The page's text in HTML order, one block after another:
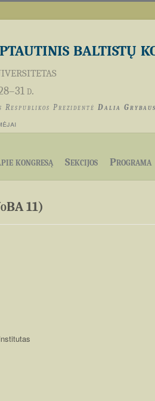
baltistų
d.
Respublikos Prezidentė Dalia
kongresą Sekcijos Programa
11)